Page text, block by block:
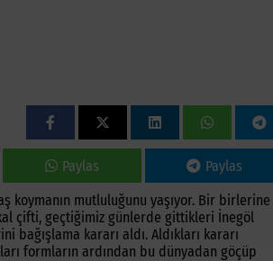
Paylas Paylas
koymanın mutluluğunu yaşıyor. Bir birlerine
çifti, geçtiğimiz günlerde gittikleri İnegöl
bağışlama kararı aldı. Aldıkları kararı
formların ardından bu dünyadan göçüp